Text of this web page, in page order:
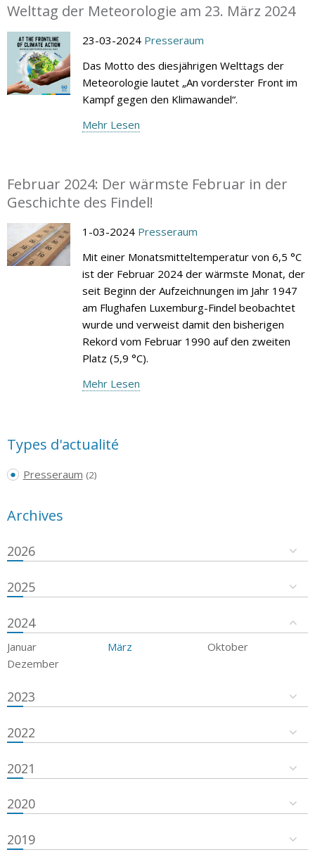
Welttag der Meteorologie am 23. März 2024
23-03-2024 Presseraum
Das Motto des diesjährigen Welttags der
Meteorologie lautet „An vorderster Front im
Kampf gegen den Klimawandel“.
Mehr Lesen
Februar 2024: Der wärmste Februar in der
Geschichte des Findel!
1-03-2024 Presseraum
Mit einer Monatsmitteltemperatur von 6,5 °C
ist der Februar 2024 der wärmste Monat, der
seit Beginn der Aufzeichnungen im Jahr 1947
am Flughafen Luxemburg-Findel beobachtet
wurde und verweist damit den bisherigen
Rekord vom Februar 1990 auf den zweiten
Platz (5,9 °C).
Mehr Lesen
Types d'actualité
Presseraum (2)
Archives
2026
2025
2024
Januar März
Oktober
Dezember
2023
2022
2021
2020
2019